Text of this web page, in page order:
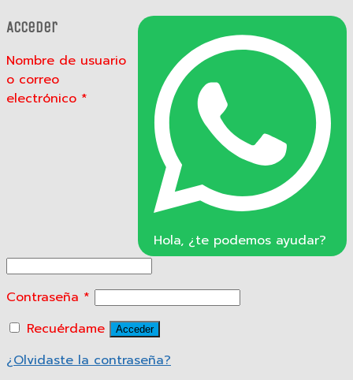
Hola, ¿te podemos ayudar?
Acceder
Nombre de usuario
o correo
electrónico *
Contraseña *
Recuérdame
Acceder
¿Olvidaste la contraseña?